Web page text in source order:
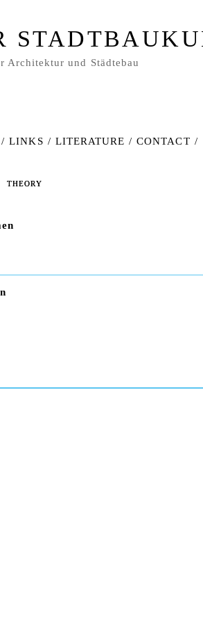
Architektur und Städtebau
/ LINKS / LITERATURE / CONTACT /
THEORY
THEORY